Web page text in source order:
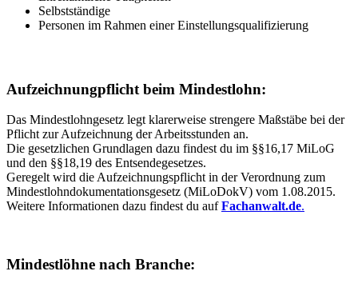
Selbstständige
Personen im Rahmen einer Einstellungsqualifizierung
Aufzeichnungpflicht beim Mindestlohn:
Das Mindestlohngesetz legt klarerweise strengere Maßstäbe bei der
Pflicht zur Aufzeichnung der Arbeitsstunden an.
Die gesetzlichen Grundlagen dazu findest du im §§16,17 MiLoG
und den §§18,19 des Entsendegesetzes.
Geregelt wird die Aufzeichnungspflicht in der Verordnung zum
Mindestlohndokumentationsgesetz (MiLoDokV) vom 1.08.2015.
Weitere Informationen dazu findest du aufFachanwalt.de.
Mindestlöhne nach Branche: